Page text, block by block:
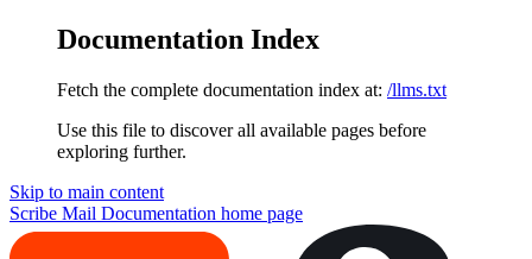
Documentation Index
Fetch the complete documentation index at: /llms.txt
Use this file to discover all available pages before
exploring further.
Skip to main content
Scribe Mail Documentation home page